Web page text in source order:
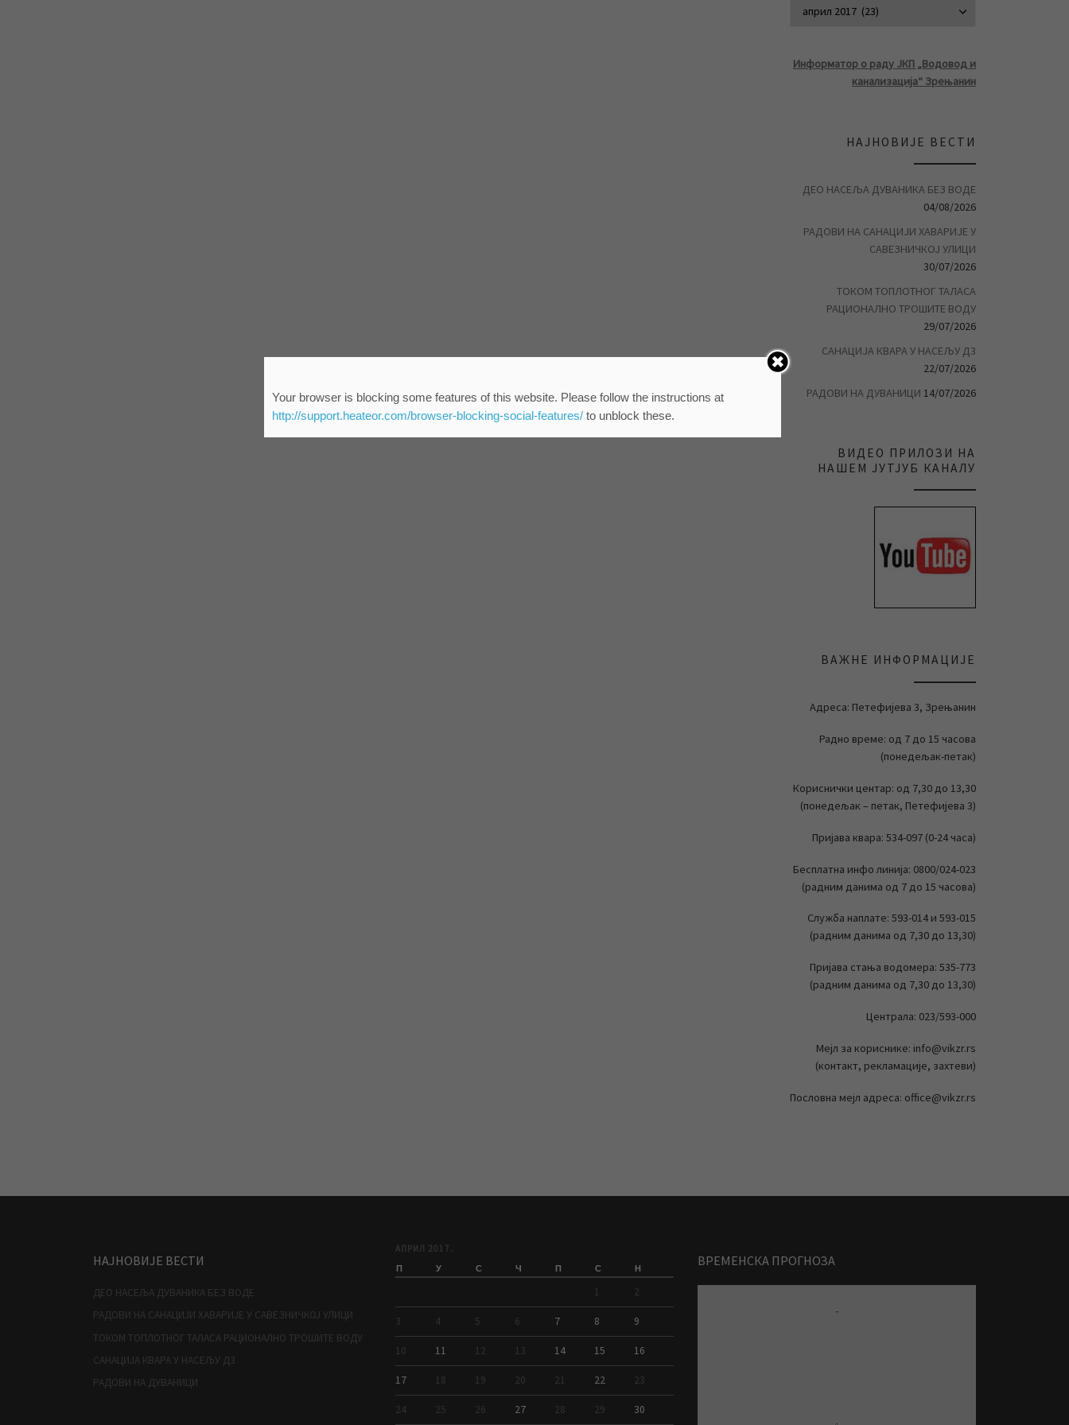
Информатор о раду ЈКП „Водовод и
канализација“ Зрењанин
НАЈНОВИЈЕ ВЕСТИ
ДЕО НАСЕЉА ДУВАНИКА БЕЗ ВОДЕ
04/08/2026
РАДОВИ НА САНАЦИЈИ ХАВАРИЈЕ У
САВЕЗНИЧКОЈ УЛИЦИ
30/07/2026
ТОКОМ ТОПЛОТНОГ ТАЛАСА
РАЦИОНАЛНО ТРОШИТЕ ВОДУ
29/07/2026
САНАЦИЈА КВАРА У НАСЕЉУ Д3
22/07/2026
РАДОВИ НА ДУВАНИЦИ 14/07/2026
ВИДЕО ПРИЛОЗИ НА
НАШЕМ ЈУТЈУБ КАНАЛУ
ВАЖНЕ ИНФОРМАЦИЈЕ
Адреса: Петефијева 3, Зрењанин
Радно време: од 7 до 15 часова
(понедељак-петак)
Кориснички центар: од 7,30 до 13,30
(понедељак – петак, Петефијева 3)
Пријава квара: 534-097 (0-24 часа)
Бесплатна инфо линија: 0800/024-023
(радним данима од 7 до 15 часова)
Служба наплате: 593-014 и 593-015
(радним данима од 7,30 до 13,30)
Пријава стања водомера: 535-773
(радним данима од 7,30 до 13,30)
Централа: 023/593-000
Мејл за кориснике: info@vikzr.rs
(контакт, рекламације, захтеви)
Пословна мејл адреса: office@vikzr.rs
НАЈНОВИЈЕ ВЕСТИ
ДЕО НАСЕЉА ДУВАНИКА БЕЗ ВОДЕ
РАДОВИ НА САНАЦИЈИ ХАВАРИЈЕ У САВЕЗНИЧКОЈ УЛИЦИ
ТОКОМ ТОПЛОТНОГ ТАЛАСА РАЦИОНАЛНО ТРОШИТЕ ВОДУ
САНАЦИЈА КВАРА У НАСЕЉУ Д3
РАДОВИ НА ДУВАНИЦИ
АПРИЛ 2017.
П У С Ч П С Н
1 2
3 4 5 6 7 8 9
10 11 12 13 14 15 16
17 18 19 20 21 22 23
24 25 26 27 28 29 30
ВРЕМЕНСКА ПРОГНОЗА
-
Your browser is blocking some features of this website. Please follow the instructions at
http://support.heateor.com/browser-blocking-social-features/to unblock these.